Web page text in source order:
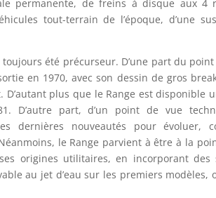
permanente, de freins à disque aux 4
tout-terrain de l’époque, d’une
toujours été précurseur. D’une part du
en 1970, avec son dessin de gros
D’autant plus que le Range est disponible
D’autre part, d’un point de vue
dernières nouveautés pour évoluer,
le Range parvient à être à la
origines utilitaires, en incorporant des
au jet d’eau sur les premiers modèles,